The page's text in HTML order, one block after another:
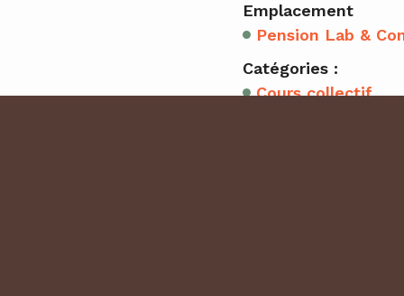
Emplacement
Pension Lab &
Catégories :
Cours collectif